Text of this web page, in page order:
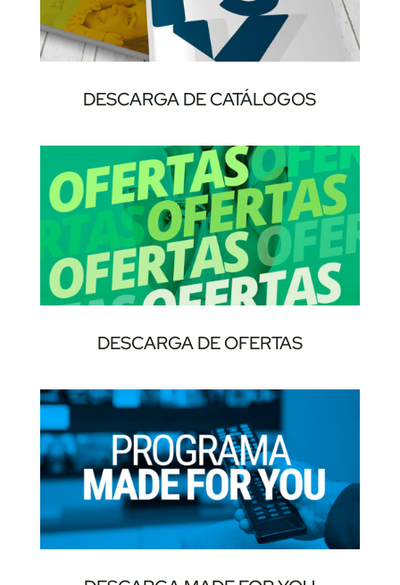
DESCARGA DE CATÁLOGOS
DESCARGA DE OFERTAS